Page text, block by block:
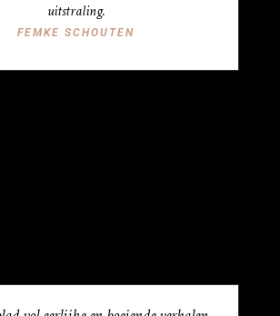
uitstraling.
FEMKE SCHOUTEN